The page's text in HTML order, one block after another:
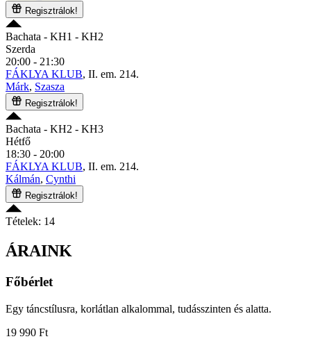
Regisztrálok!
Bachata - KH1 - KH2
Szerda
20:00 - 21:30
FÁKLYA KLUB, II. em. 214.
Márk, Szasza
Regisztrálok!
Bachata - KH2 - KH3
Hétfő
18:30 - 20:00
FÁKLYA KLUB, II. em. 214.
Kálmán, Cynthi
Regisztrálok!
Tételek: 14
ÁRAINK
Főbérlet
Egy táncstílusra, korlátlan alkalommal, tudásszinten és alatta.
19 990 Ft